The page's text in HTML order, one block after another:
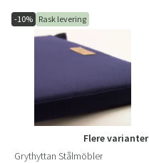
-10% Rask levering
Flere varianter
Grythyttan Stålmöbler